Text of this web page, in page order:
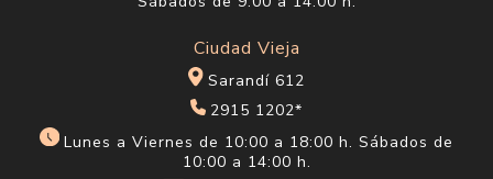
Ciudad Vieja
Sarandí 612
2915 1202*
Lunes a Viernes de 10:00 a 18:00 h. Sábados de
10:00 a 14:00 h.